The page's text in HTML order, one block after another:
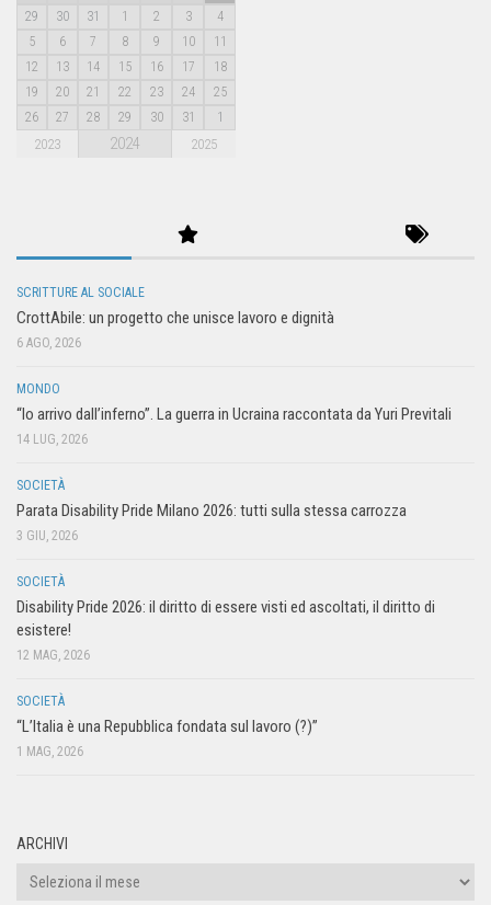
29
30 31 1 2 3
4
5
6 7 8 9 10
11
12
13 14 15 16 17
18
19
20 21 22 23 24
25
26
27 28 29 30 31 1
2023 2024 2025
SCRITTURE AL SOCIALE
CrottAbile: un progetto che unisce lavoro e dignità
6 AGO, 2026
MONDO
“Io arrivo dall’inferno”. La guerra in Ucraina raccontata da Yuri Previtali
14 LUG, 2026
SOCIETÀ
Parata Disability Pride Milano 2026: tutti sulla stessa carrozza
3 GIU, 2026
SOCIETÀ
Disability Pride 2026: il diritto di essere visti ed ascoltati, il diritto di
esistere!
12 MAG, 2026
SOCIETÀ
“L’Italia è una Repubblica fondata sul lavoro (?)”
1 MAG, 2026
ARCHIVI